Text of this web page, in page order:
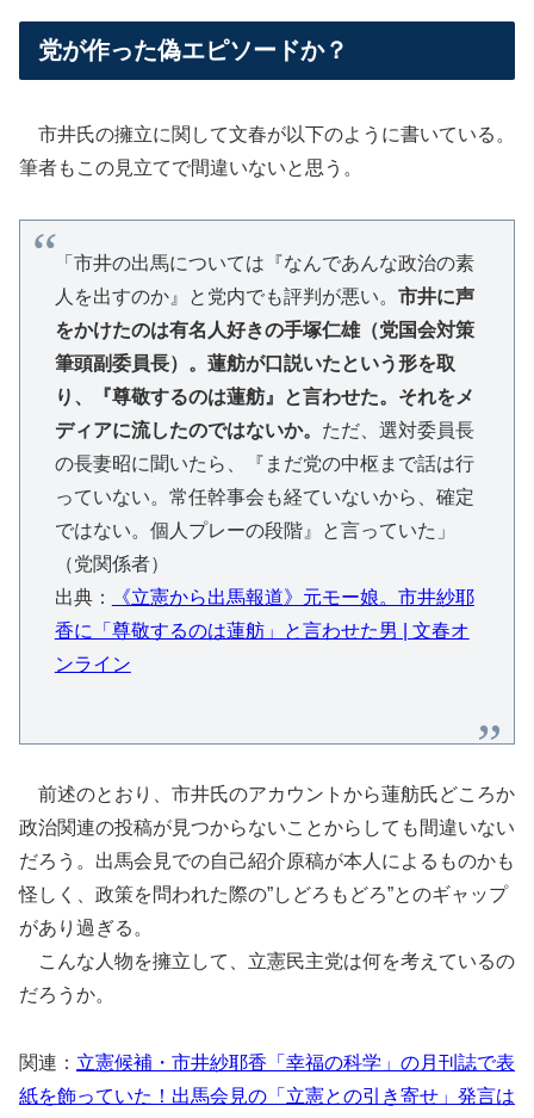
党が作った偽エピソードか？
市井氏の擁立に関して文春が以下のように書いている。
筆者もこの見立てで間違いないと思う。
「市井の出馬については『なんであんな政治の素
人を出すのか』と党内でも評判が悪い。 市井に声
をかけたのは有名人好きの手塚仁雄（党国会対策
筆頭副委員長）。蓮舫が口説いたという形を取
り、『尊敬するのは蓮舫』と言わせた。それをメ
ディアに流したのではないか。 ただ、選対委員長
の長妻昭に聞いたら、『まだ党の中枢まで話は行
っていない。常任幹事会も経ていないから、確定
ではない。個人プレーの段階』と言っていた」
（党関係者）
出典：
《立憲から出馬報道》元モー娘。市井紗耶
香に「尊敬するのは蓮舫」と言わせた男 | 文春オ
ンライン
前述のとおり、市井氏のアカウントから蓮舫氏どころか
政治関連の投稿が見つからないことからしても間違いない
だろう。出馬会見での自己紹介原稿が本人によるものかも
怪しく、政策を問われた際の”しどろもどろ”とのギャップ
があり過ぎる。
こんな人物を擁立して、立憲民主党は何を考えているの
だろうか。
関連： 立憲候補・市井紗耶香「幸福の科学」の月刊誌で表
紙を飾っていた！出馬会見の「立憲との引き寄せ」発言は